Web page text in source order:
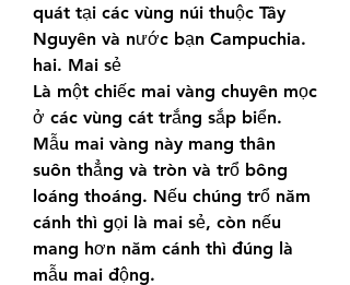
quát tại các vùng núi thuộc Tây
Nguyên và nước bạn Campuchia.
hai. Mai sẻ
Là một chiếc mai vàng chuyên mọc
ở các vùng cát trắng sắp biển.
Mẫu mai vàng này mang thân
suôn thẳng và tròn và trổ bông
loáng thoáng. Nếu chúng trổ năm
cánh thì gọi là mai sẻ, còn nếu
mang hơn năm cánh thì đúng là
mẫu mai động.